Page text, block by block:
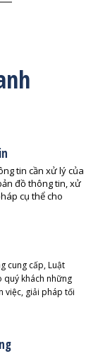
tin cần xử lý của
đồ thông tin, xử
cụ thể cho
cung cấp, Luật
quý khách những
việc, giải pháp tối